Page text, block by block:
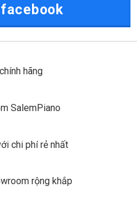
hãng
SalemPiano
chi phí rẻ nhất
rộng khắp